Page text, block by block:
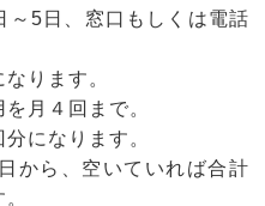
5日、窓口もしくは電話
ります。
月４回まで。
になります。
から、空いていれば合計